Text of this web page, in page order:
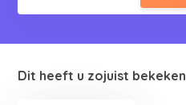
Dit heeft u zojuist bekeken